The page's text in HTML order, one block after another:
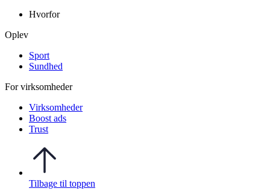
Hvorfor
Oplev
Sport
Sundhed
For virksomheder
Virksomheder
Boost ads
Trust
Tilbage til toppen